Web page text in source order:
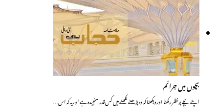
بچوں میں جرائم
اپنے بچے پر نظر رکھنا اور دیکھنا کہ وہ پڑھنے لکھنے میں کس قدر سنجیدہ ہے او ریہ کہ اس…